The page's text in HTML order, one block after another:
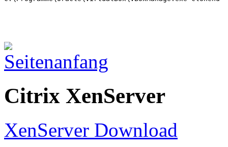
Citrix XenServer
XenServer Download